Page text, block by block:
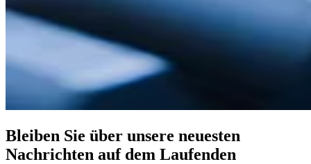
Bleiben Sie über unsere neuesten
Nachrichten auf dem Laufenden